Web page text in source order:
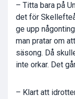
– Titta bara på
det för
ge upp
man pratar om
säsong. Då
inte orkar. Det
– Klart att